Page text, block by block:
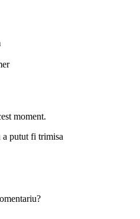
moment.
a putut fi trimisa